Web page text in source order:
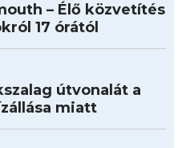
– Élő közvetítés
17 órától
útvonalát a
miatt